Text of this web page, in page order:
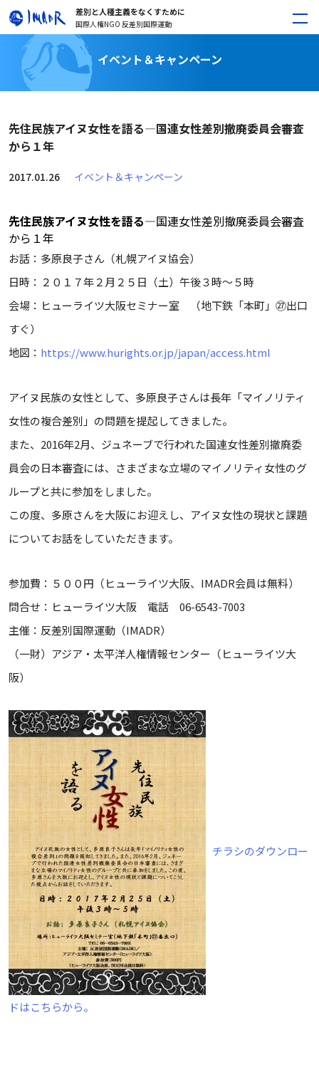
差別と人種主義をなくすために
国際人権NGO 反差別国際運動
イベント＆キャンペーン
先住民族アイヌ女性を語る―国連女性差別撤廃委員会審査
から１年
2017.01.26 イベント＆キャンペーン
先住民族アイヌ女性を語る―国連女性差別撤廃委員会審査
から１年
お話：多原良子さん（札幌アイヌ協会）
日時：２０１７年２月２５日（土）午後３時～５時
会場：ヒューライツ大阪セミナー室 （地下鉄「本町」㉗出口
すぐ）
地図： https://www.hurights.or.jp/japan/access.html
アイヌ民族の女性として、多原良子さんは長年「マイノリティ
女性の複合差別」の問題を提起してきました。
また、2016年2月、ジュネーブで行われた国連女性差別撤廃委
員会の日本審査には、さまざまな立場のマイノリティ女性のグ
ループと共に参加をしました。
この度、多原さんを大阪にお迎えし、アイヌ女性の現状と課題
についてお話をしていただきます。
参加費：５００円（ヒューライツ大阪、IMADR会員は無料）
問合せ：ヒューライツ大阪 電話 06-6543-7003
主催：反差別国際運動（IMADR）
（一財）アジア・太平洋人権情報センター（ヒューライツ大
阪）
チラシのダウンロー
ドはこちらから。